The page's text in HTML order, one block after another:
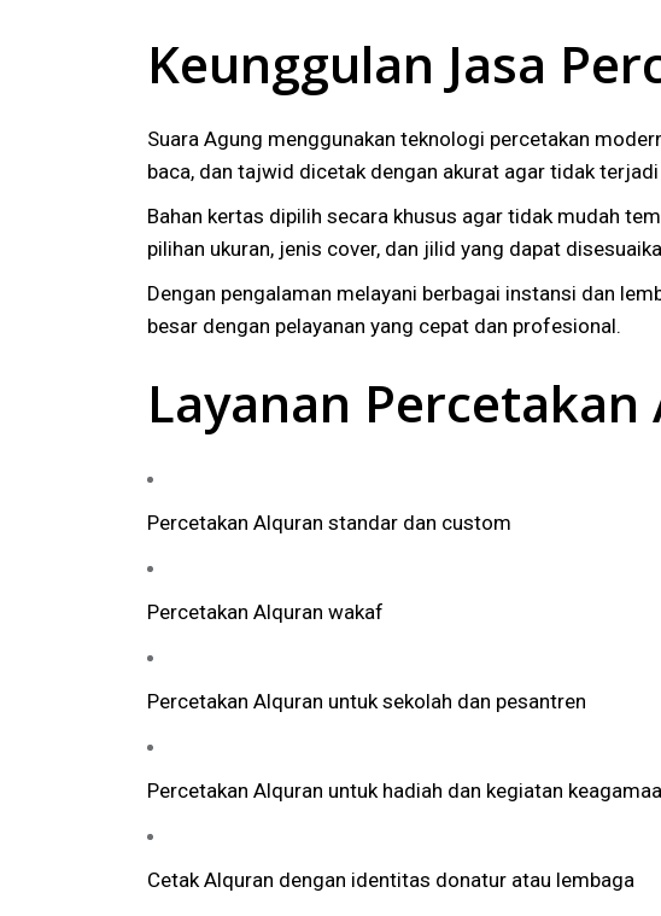
Keunggulan Jasa
Suara Agung menggunakan teknologi percetakan
baca, dan tajwid dicetak dengan akurat agar tidak terjadi
Bahan kertas dipilih secara khusus agar tidak mudah
pilihan ukuran, jenis cover, dan jilid yang dapat
Dengan pengalaman melayani berbagai instansi dan
besar dengan pelayanan yang cepat dan profesional.
Layanan Percetakan
Percetakan Alquran standar dan custom
Percetakan Alquran wakaf
Percetakan Alquran untuk sekolah dan pesantren
Percetakan Alquran untuk hadiah dan kegiatan
Cetak Alquran dengan identitas donatur atau lembaga